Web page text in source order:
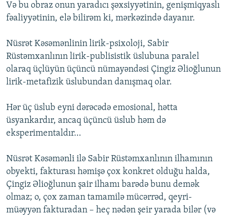
Və bu obraz onun yaradıcı şəxsiyyətinin, genişmiqyaslı
fəaliyyətinin, elə bilirəm ki, mərkəzində dayanır.
Nüsrət Kəsəmənlinin lirik-psixoloji, Sabir
Rüstəmxanlının lirik-publisistik üslubuna paralel
olaraq üçlüyün üçüncü nümayəndəsi Çingiz Əlioğlunun
lirik-metafizik üslubundan danışmaq olar.
Hər üç üslub eyni dərəcədə emosional, hətta
üsyankardır, ancaq üçüncü üslub həm də
eksperimentaldır…
Nüsrət Kəsəmənli ilə Sabir Rüstəmxanlının ilhamının
obyekti, fakturası həmişə çox konkret olduğu halda,
Çingiz Əlioğlunun şair ilhamı barədə bunu demək
olmaz; o, çox zaman tamamilə mücərrəd, qeyri-
müəyyən fakturadan – heç nədən şeir yarada bilər (və